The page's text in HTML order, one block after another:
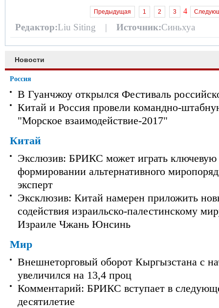
Предыдущая 1 2 3 4
Редактор:Liu Siting | Источник:Синьхуа
Новости
Россия
В Гуанчжоу открылся Фестиваль
Китай и Россия провели командно-
"Морское взаимодействие-2017"
Китай
Экслюзив: БРИКС может играть ключевую
формировании альтернативного
эксперт
Эксклюзив: Китай намерен приложить
содействия израильско-палестинскому
Израиле Чжань Юнсинь
Мир
Внешнеторговый оборот Кыргызстана с
увеличился на 13,4 проц
Комментарий: БРИКС вступает в
десятилетие